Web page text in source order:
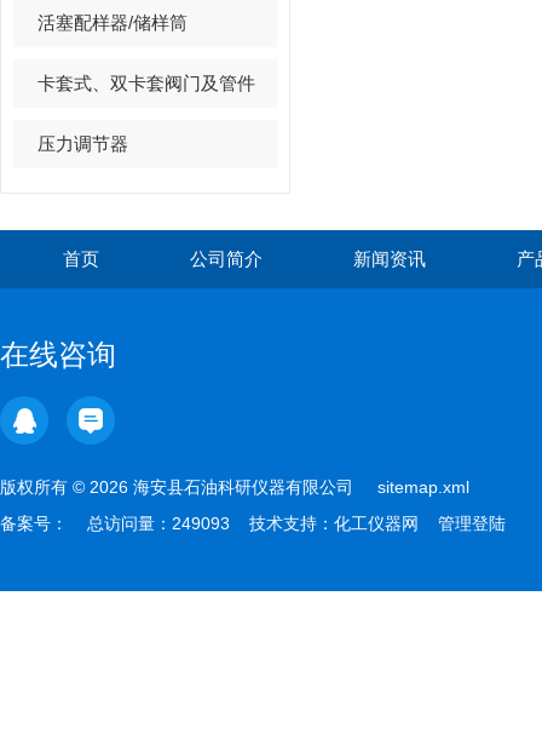
活塞配样器/储样筒
卡套式、双卡套阀门及管件
压力调节器
首页 公司简介 新闻资讯 产
在线咨询
版权所有 © 2026 海安县石油科研仪器有限公司 sitemap.xml
备案号：
总访问量：249093 技术支持： 化工仪器网 管理登陆